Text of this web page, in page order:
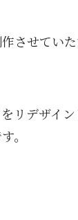
させていた
リデザイ
。